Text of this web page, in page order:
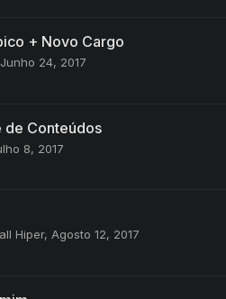
+ Novo Cargo
Junho 24, 2017
de Conteúdos
8, 2017
Hiper, Agosto 12, 2017